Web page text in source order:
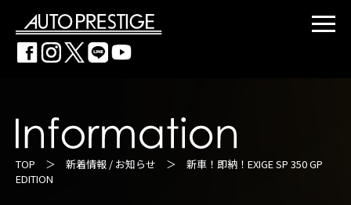
TOP ＞ 新着情報 / お知らせ ＞ 新車！即納！EXIGE SP 350 GP
EDITION